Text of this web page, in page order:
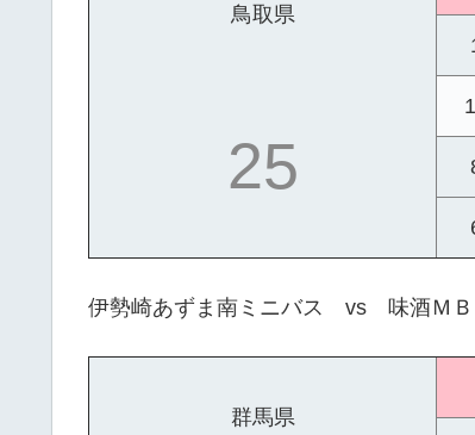
鳥取県
25
伊勢崎あずま南ミニバス vs 味酒ＭＢ
群馬県